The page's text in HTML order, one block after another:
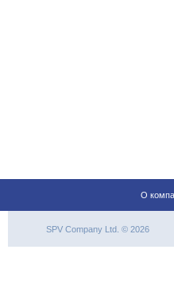
О
SPV Company Ltd. © 2026